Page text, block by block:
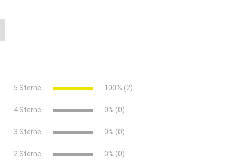
sowie der Wasserstrahlkraft vom Punktstrom bis zu leichtem Nebel
5 Sterne 100% (2)
4 Sterne 0% (0)
3 Sterne 0% (0)
2 Sterne 0% (0)